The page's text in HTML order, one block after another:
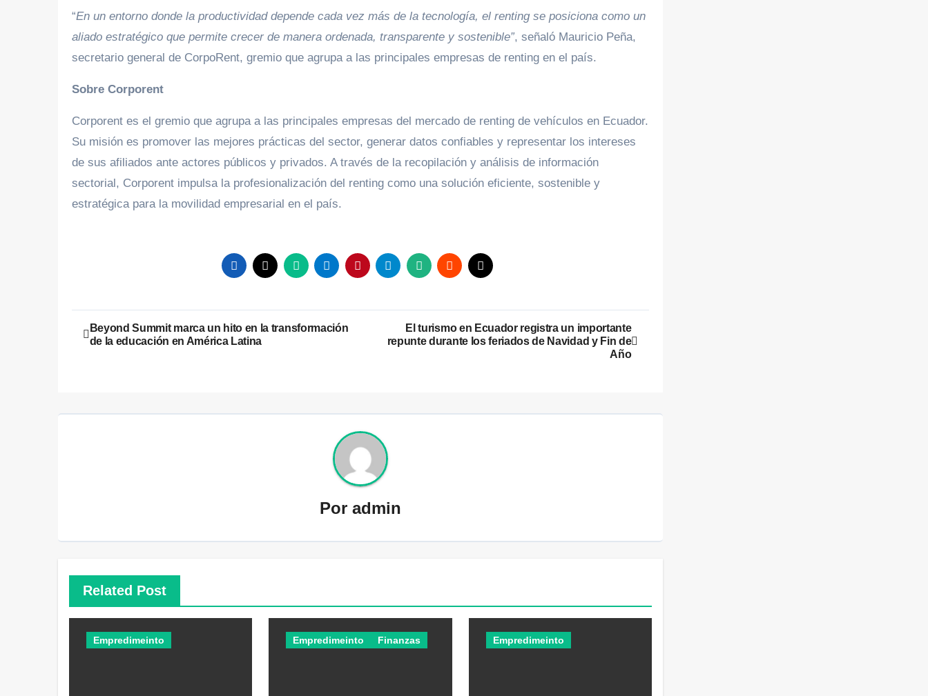
“En un entorno donde la productividad depende cada vez más de la tecnología, el renting se posiciona como un
aliado estratégico que permite crecer de manera ordenada, transparente y sostenible”, señaló Mauricio Peña,
secretario general de CorpoRent, gremio que agrupa a las principales empresas de renting en el país.
Sobre Corporent
Corporent es el gremio que agrupa a las principales empresas del mercado de renting de vehículos en Ecuador.
Su misión es promover las mejores prácticas del sector, generar datos confiables y representar los intereses
de sus afiliados ante actores públicos y privados. A través de la recopilación y análisis de información
sectorial, Corporent impulsa la profesionalización del renting como una solución eficiente, sostenible y
estratégica para la movilidad empresarial en el país.
Navegación
de
Beyond Summit marca un hito en la transformación
de la educación en América Latina
El turismo en Ecuador registra un importante
repunte durante los feriados de Navidad y Fin de
Año​
Por admin
Related Post
Empredimeinto Empredimeinto Finanzas Empredimeinto